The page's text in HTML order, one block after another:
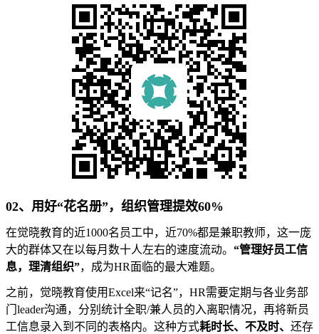
02、用好“花名册”，组织管理提效60%
在觉晓教育的近1000名员工中，近70%都是兼职教师，这一庞
大的群体又在以每月数十人左右的速度流动。 “管理好员工信
息，理清组织”，成为HR面临的最大难题。
之前，觉晓教育使用Excel来“记名”，HR需要定期与各业务部
门leader沟通，分别统计全职/兼人员的入离职情况，再将新员
工信息录入到不同的表格内。这种方式耗时长、不及时、 还存